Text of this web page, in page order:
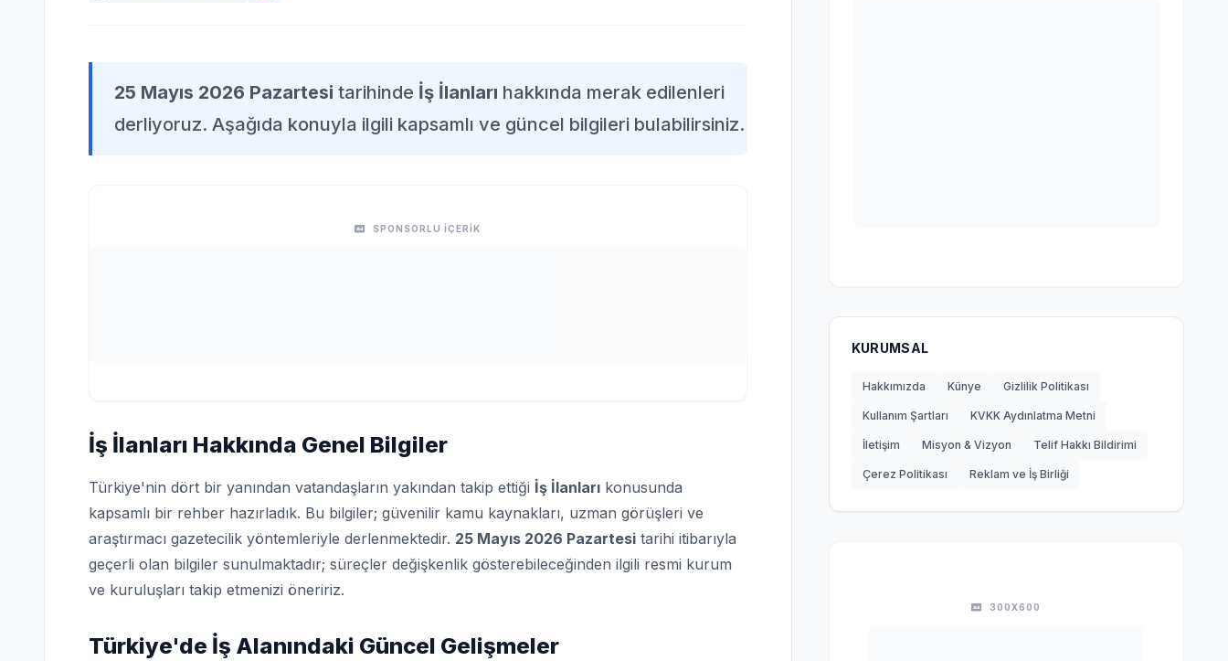
25 Mayıs 2026 Pazartesi tarihinde İş İlanları hakkında merak edilenleri
derliyoruz. Aşağıda konuyla ilgili kapsamlı ve güncel bilgileri bulabilirsiniz.
SPONSORLU İÇERİK
İş İlanları Hakkında Genel Bilgiler
Türkiye'nin dört bir yanından vatandaşların yakından takip ettiği İş İlanları konusunda
kapsamlı bir rehber hazırladık. Bu bilgiler; güvenilir kamu kaynakları, uzman görüşleri ve
araştırmacı gazetecilik yöntemleriyle derlenmektedir. 25 Mayıs 2026 Pazartesi tarihi itibarıyla
geçerli olan bilgiler sunulmaktadır; süreçler değişkenlik gösterebileceğinden ilgili resmi kurum
ve kuruluşları takip etmenizi öneririz.
Türkiye'de İş Alanındaki Güncel Gelişmeler
KURUMSAL
Hakkımızda Künye Gizlilik Politikası
Kullanım Şartları KVKK Aydınlatma Metni
İletişim Misyon & Vizyon Telif Hakkı Bildirimi
Çerez Politikası Reklam ve İş Birliği
300X600